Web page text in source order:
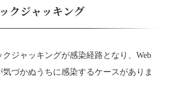
クジャッキング
ジャッキングが感染経路となり、Web
づかぬうちに感染するケースがありま